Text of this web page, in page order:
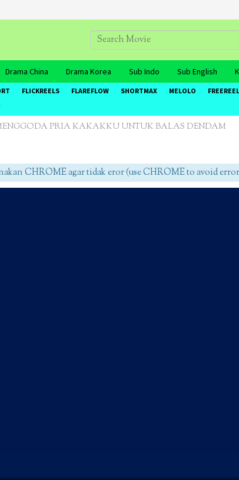
Drama China Drama Korea Sub Indo Sub English
FLICKREELS FLAREFLOW SHORTMAX MELOLO FREEREEL
PRIA KAKAKKU UNTUK BALAS DENDAM
CHROME agar tidak eror (use CHROME to avoid errors)